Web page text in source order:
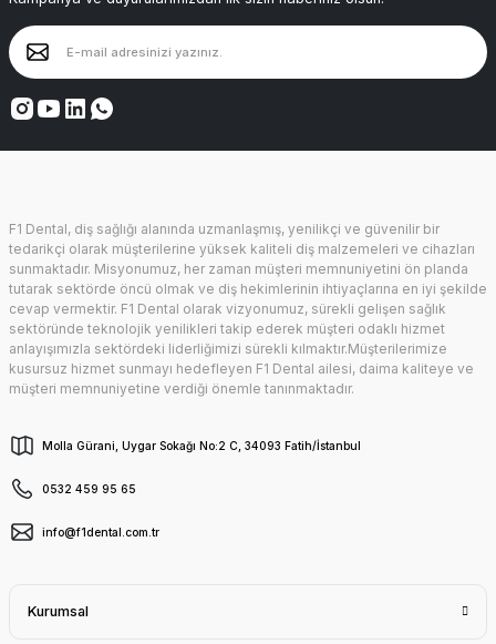
F1 Dental, diş sağlığı alanında uzmanlaşmış, yenilikçi ve güvenilir bir
tedarikçi olarak müşterilerine yüksek kaliteli diş malzemeleri ve cihazları
sunmaktadır. Misyonumuz, her zaman müşteri memnuniyetini ön planda
tutarak sektörde öncü olmak ve diş hekimlerinin ihtiyaçlarına en iyi şekilde
cevap vermektir. F1 Dental olarak vizyonumuz, sürekli gelişen sağlık
sektöründe teknolojik yenilikleri takip ederek müşteri odaklı hizmet
anlayışımızla sektördeki liderliğimizi sürekli kılmaktır.Müşterilerimize
kusursuz hizmet sunmayı hedefleyen F1 Dental ailesi, daima kaliteye ve
müşteri memnuniyetine verdiği önemle tanınmaktadır.
Molla Gürani, Uygar Sokağı No:2 C, 34093 Fatih/İstanbul
0532 459 95 65
info@f1dental.com.tr
Kurumsal